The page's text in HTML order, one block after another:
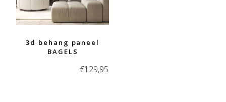
3d behang paneel
BAGELS
€129,95